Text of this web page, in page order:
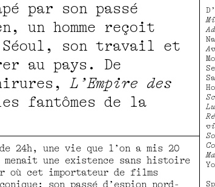
par son passé
un homme reçoit
son travail et
au pays. De
L’Empire des
fantômes de la
24h, une vie que l’on a mis 20
menait une existence sans histoire
où cet importateur de films
son passé d’espion nord-